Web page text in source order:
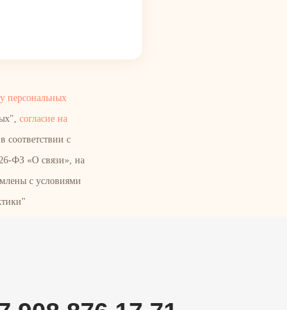
персональных
согласие на
соответствии с
ФЗ «О связи», на
с условиями